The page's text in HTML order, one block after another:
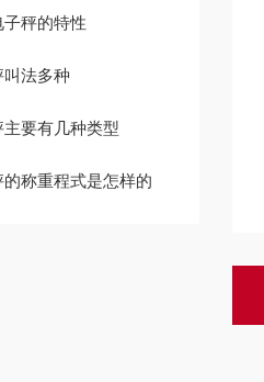
秤的特性
叫法多种
要有几种类型
称重程式是怎样的